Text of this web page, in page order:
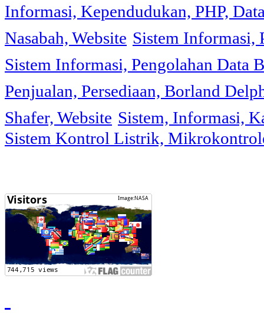
Informasi, Kependudukan, PHP,
Nasabah, Website Sistem Informasi,
Sistem Informasi, Pengolahan Data
Penjualan, Persediaan, Borland
Shafer, Website Sistem, Informasi,
Sistem Kontrol Listrik,